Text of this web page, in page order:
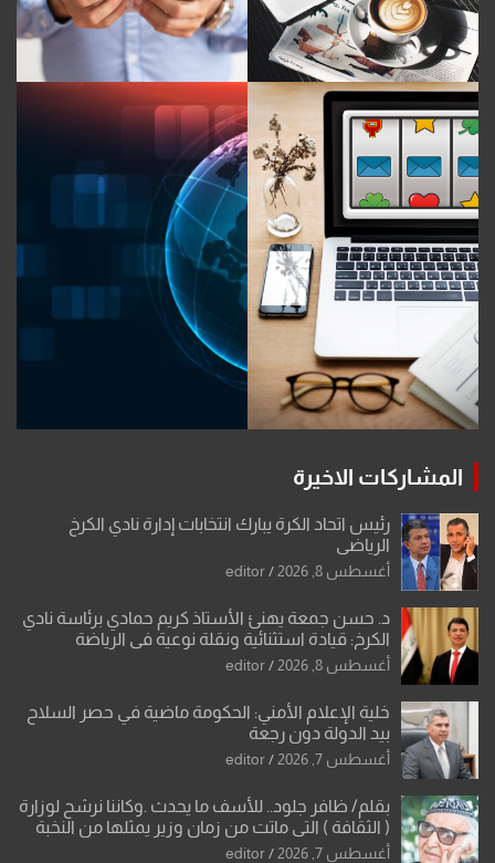
المشاركات الاخيرة
رئيس اتحاد الكرة يبارك انتخابات إدارة نادي الكرخ
الرياضي
أغسطس 8, 2026 editor
د. حسن جمعة يهنئ الأستاذ كريم حمادي برئاسة نادي
الكرخ: قيادة استثنائية ونقلة نوعية في الرياضة
العراقية
أغسطس 8, 2026 editor
خلية الإعلام الأمني: الحكومة ماضية في حصر السلاح
بيد الدولة دون رجعة
أغسطس 7, 2026 editor
بقلم/ ظافر جلود.. للأسف ما يحدث .وكاننا نرشح لوزارة
( الثقافة ) التي ماتت من زمان وزير يمثلها من النخبة
والإرث العظيم للثقافة العراقية..
أغسطس 7, 2026 editor